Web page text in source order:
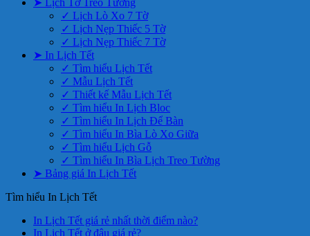
➤ Lịch Tờ Treo Tường
✓ Lịch Lò Xo 7 Tờ
✓ Lịch Nẹp Thiếc 5 Tờ
✓ Lịch Nẹp Thiếc 7 Tờ
➤ In Lịch Tết
✓ Tìm hiểu Lịch Tết
✓ Mẫu Lịch Tết
✓ Thiết kế Mẫu Lịch Tết
✓ Tìm hiểu In Lịch Bloc
✓ Tìm hiểu In Lịch Để Bàn
✓ Tìm hiểu In Bìa Lò Xo Giữa
✓ Tìm hiểu Lịch Gỗ
✓ Tìm hiểu In Bìa Lịch Treo Tường
➤ Bảng giá In Lịch Tết
Tìm hiểu In Lịch Tết
In Lịch Tết giá rẻ nhất thời điểm nào?Không
In Lịch Tết ở đâu giá rẻ?Không